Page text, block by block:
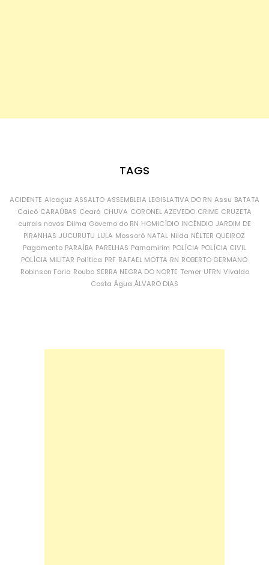
TAGS
ACIDENTE Alcaçuz ASSALTO ASSEMBLEIA LEGISLATIVA DO RN Assu BATATA
Caicó CARAÚBAS Ceará CHUVA CORONEL AZEVEDO CRIME CRUZETA
currais novos Dilma Governo do RN HOMICÍDIO INCÊNDIO JARDIM DE
PIRANHAS JUCURUTU LULA Mossoró NATAL Nilda NÉLTER QUEIROZ
Pagamento PARAÍBA PARELHAS Parnamirim POLÍCIA POLÍCIA CIVIL
POLÍCIA MILITAR Política PRF RAFAEL MOTTA RN ROBERTO GERMANO
Robinson Faria Roubo SERRA NEGRA DO NORTE Temer UFRN Vivaldo
Costa Água ÁLVARO DIAS